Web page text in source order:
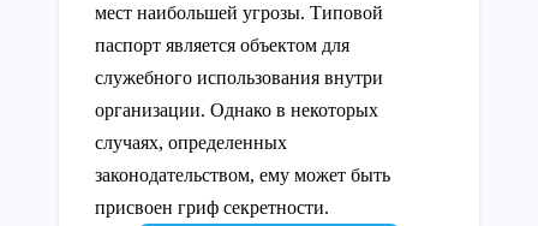
мест наибольшей угрозы. Типовой
паспорт является объектом для
служебного использования внутри
организации. Однако в некоторых
случаях, определенных
законодательством, ему может быть
присвоен гриф секретности.